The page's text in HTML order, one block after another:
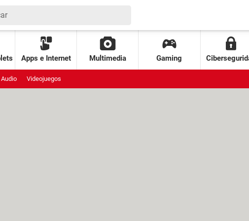
Apps e Internet Multimedia Gaming
Audio Videojuegos